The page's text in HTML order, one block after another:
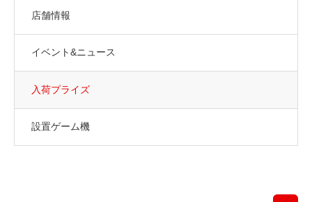
店舗情報
イベント&ニュース
入荷プライズ
設置ゲーム機